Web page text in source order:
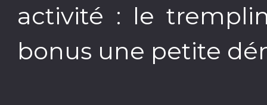
activité : le
bonus une petite